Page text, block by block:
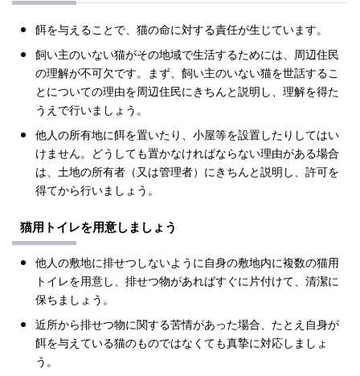
餌を与えることで、猫の命に対する責任が生じています。
飼い主のいない猫がその地域で生活するためには、周辺住民
の理解が不可欠です。まず、飼い主のいない猫を世話するこ
とについての理由を周辺住民にきちんと説明し、理解を得た
うえで行いましょう。
他人の所有地に餌を置いたり、小屋等を設置したりしてはい
けません。どうしても置かなければならない理由がある場合
は、土地の所有者（又は管理者）にきちんと説明し、許可を
得てから行いましょう。
猫用トイレを用意しましょう
他人の敷地に排せつしないように自身の敷地内に複数の猫用
トイレを用意し、排せつ物があればすぐに片付けて、清潔に
保ちましょう。
近所から排せつ物に関する苦情があった場合、たとえ自身が
餌を与えている猫のものではなくても真摯に対応しましょ
う。